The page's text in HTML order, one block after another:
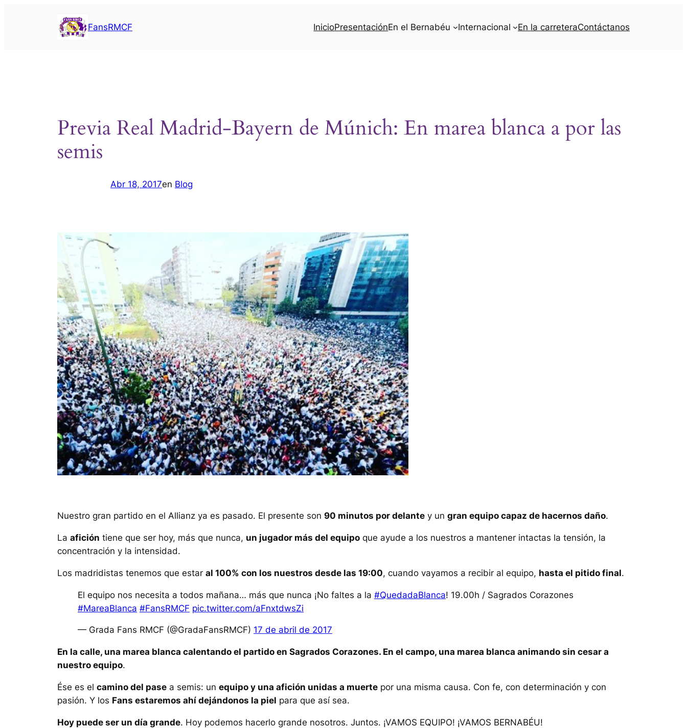
FansRMCF InicioPresentaciónEn el Bernabéu Internacional En la carreteraContáctanos
Previa Real Madrid-Bayern de Múnich: En marea blanca a por las
semis
Abr 18, 2017en Blog
Nuestro gran partido en el Allianz ya es pasado. El presente son 90 minutos por delante y un gran equipo capaz de hacernos daño.
La afición tiene que ser hoy, más que nunca, un jugador más del equipo que ayude a los nuestros a mantener intactas la tensión, la
concentración y la intensidad.
Los madridistas tenemos que estar al 100% con los nuestros desde las 19:00, cuando vayamos a recibir al equipo, hasta el pitido final.
El equipo nos necesita a todos mañana… más que nunca ¡No faltes a la #QuedadaBlanca! 19.00h / Sagrados Corazones
#MareaBlanca #FansRMCF pic.twitter.com/aFnxtdwsZi
— Grada Fans RMCF (@GradaFansRMCF) 17 de abril de 2017
En la calle, una marea blanca calentando el partido en Sagrados Corazones. En el campo, una marea blanca animando sin cesar a
nuestro equipo.
Ése es el camino del pase a semis: un equipo y una afición unidas a muerte por una misma causa. Con fe, con determinación y con
pasión. Y los Fans estaremos ahí dejándonos la piel para que así sea.
Hoy puede ser un día grande. Hoy podemos hacerlo grande nosotros. Juntos. ¡VAMOS EQUIPO! ¡VAMOS BERNABÉU!